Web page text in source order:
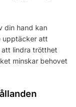
din hand kan
upptäcker att
att lindra trötthet
minskar behovet